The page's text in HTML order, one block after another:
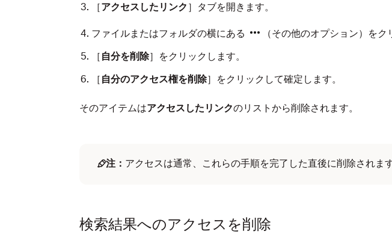
［アクセスしたリンク ］タブを開きます。
ファイルまたはフォルダの横にある
（その他のオプション）をク
［ 自分を削除］をクリックします。
［ 自分のアクセス権を削除］をクリックして確定します。
そのアイテムはアクセスしたリンクのリストから削除されます。
注： アクセスは通常、これらの手順を完了した直後に削除されます
検索結果へのアクセスを削除